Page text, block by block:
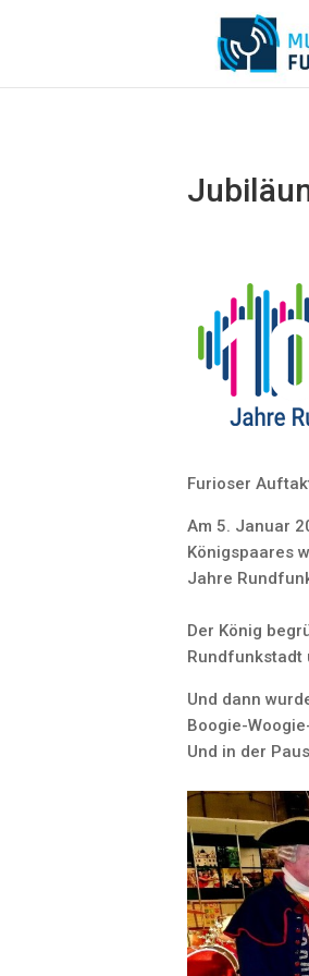
Furioser
Am 5. Januar
Königspaares
Jahre
Der König
Rundfunkstadt
Und dann
Boogie-
Und in der